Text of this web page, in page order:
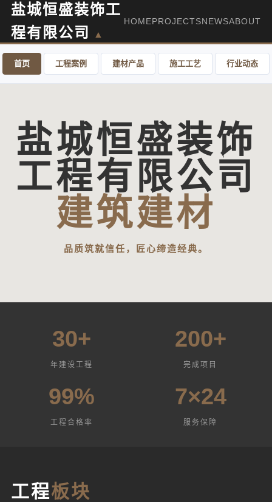
盐城恒盛装饰工
程有限公司
HOMEPROJECTSNEWSABOUT
首页 工程案例 建材产品 施工工艺 行业动态
盐城恒盛装饰
工程有限公司
建筑建材
品质筑就信任，匠心缔造经典。
30+
年建设工程
200+
完成项目
99%
工程合格率
7×24
服务保障
工程板块